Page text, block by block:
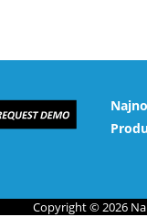
Copyright © 2026